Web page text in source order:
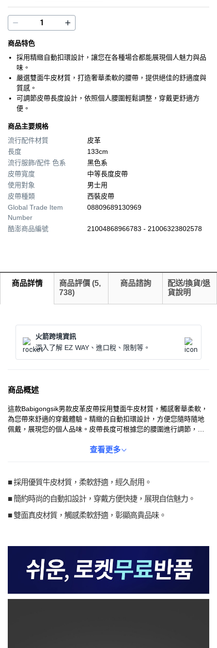
商品特色
採用精緻自動扣環設計，讓您在各種場合都能展現個人魅力與品
味。
嚴選雙面牛皮材質，打造奢華柔軟的腰帶，提供絕佳的舒適度與
質感。
可調節皮帶長度設計，依照個人腰圍輕鬆調整，穿戴更舒適方
便。
商品主要規格
流行配件材質
皮革
長度
133cm
流行服飾/配件 色系
黑色系
皮帶寬度
中等長度皮帶
使用對象
男士用
皮帶種類
西裝皮帶
Global Trade Item
Number
08809689130969
酷澎商品編號 21004868966783 - 21006323802578
商品詳情 商品評價 (5,
738)
商品諮詢
配送/換貨/退
貨說明
火箭跨境資訊
深入了解 EZ WAY、進口稅、限制等。
商品概述
這款Babigongsik男款皮革皮帶採用雙面牛皮材質，觸感奢華柔軟，
為您帶來舒適的穿戴體驗。精緻的自動扣環設計，方便您隨時隨地
佩戴，展現您的個人品味。皮帶長度可根據您的腰圍進行調節，無
這款皮帶都能為您的造型加分。推薦給正在尋找高級質感皮帶的
查看更多
■ 採用優質牛皮材質，柔軟舒適，經久耐用。
■ 簡約時尚的自動扣設計，穿戴方便快捷，展現自信魅力。
■ 雙面真皮材質，觸感柔軟舒適，彰顯高貴品味。